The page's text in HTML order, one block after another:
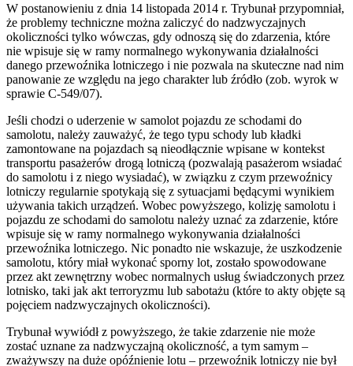
W postanowieniu z dnia 14 listopada 2014 r. Trybunał przypomniał,
że problemy techniczne można zaliczyć do nadzwyczajnych
okoliczności tylko wówczas, gdy odnoszą się do zdarzenia, które
nie wpisuje się w ramy normalnego wykonywania działalności
danego przewoźnika lotniczego i nie pozwala na skuteczne nad nim
panowanie ze względu na jego charakter lub źródło (zob. wyrok w
sprawie C-549/07).
Jeśli chodzi o uderzenie w samolot pojazdu ze schodami do
samolotu, należy zauważyć, że tego typu schody lub kładki
zamontowane na pojazdach są nieodłącznie wpisane w kontekst
transportu pasażerów drogą lotniczą (pozwalają pasażerom wsiadać
do samolotu i z niego wysiadać), w związku z czym przewoźnicy
lotniczy regularnie spotykają się z sytuacjami będącymi wynikiem
używania takich urządzeń. Wobec powyższego, kolizję samolotu i
pojazdu ze schodami do samolotu należy uznać za zdarzenie, które
wpisuje się w ramy normalnego wykonywania działalności
przewoźnika lotniczego. Nic ponadto nie wskazuje, że uszkodzenie
samolotu, który miał wykonać sporny lot, zostało spowodowane
przez akt zewnętrzny wobec normalnych usług świadczonych przez
lotnisko, taki jak akt terroryzmu lub sabotażu (które to akty objęte są
pojęciem nadzwyczajnych okoliczności).
Trybunał wywiódł z powyższego, że takie zdarzenie nie może
zostać uznane za nadzwyczajną okoliczność, a tym samym –
zważywszy na duże opóźnienie lotu – przewoźnik lotniczy nie był